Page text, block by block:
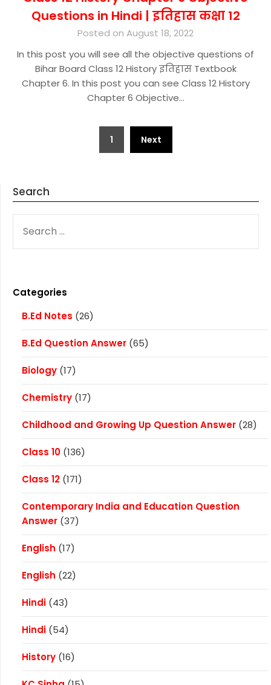
Questions in Hindi | इतिहास कक्षा 12
Posted on August 18, 2022
In this post you will see all the objective questions of
Bihar Board Class 12 History इतिहास Textbook
Chapter 6. In this post you can see Class 12 History
Chapter 6 Objective…
1 Next
Search
FOR:
Categories
B.Ed Notes (26)
B.Ed Question Answer (65)
Biology (17)
Chemistry (17)
Childhood and Growing Up Question Answer (28)
Class 10 (136)
Class 12 (171)
Contemporary India and Education Question
Answer (37)
English (17)
English (22)
Hindi (43)
Hindi (54)
History (16)